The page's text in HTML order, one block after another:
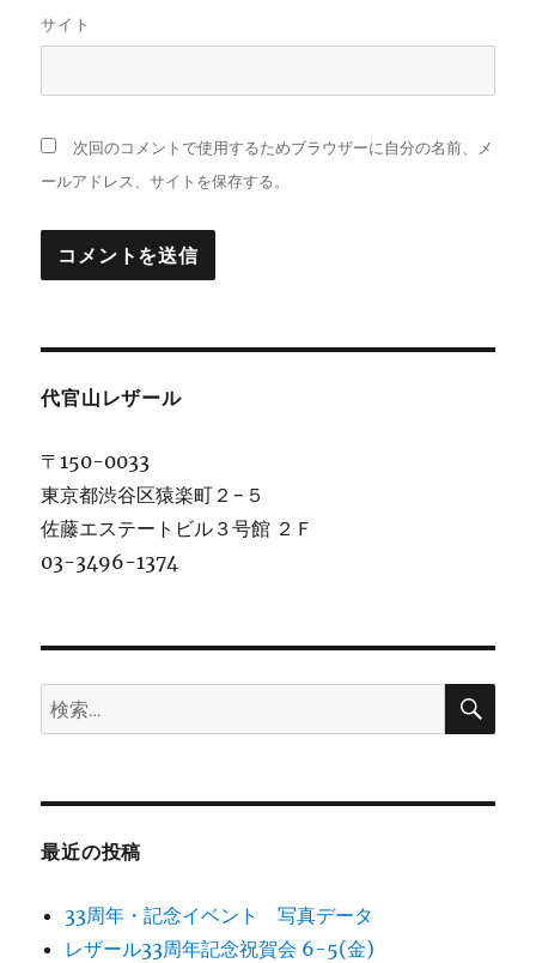
サイト
次回のコメントで使用するためブラウザーに自分の名前、メ
ールアドレス、サイトを保存する。
代官山レザール
〒150-0033
東京都渋谷区猿楽町２−５
佐藤エステートビル３号館 ２Ｆ
03-3496-1374
検
索:
検
最近の投稿
33周年・記念イベント 写真データ
レザール33周年記念祝賀会 6-5(金)